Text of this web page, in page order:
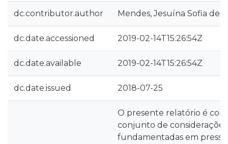
dc.contributor.author Mendes, Jesuína Sofia de
dc.date.accessioned 2019-02-14T15:26:54Z
dc.date.available 2019-02-14T15:26:54Z
dc.date.issued 2018-07-25
O presente relatório é
conjunto de considerações
fundamentadas em